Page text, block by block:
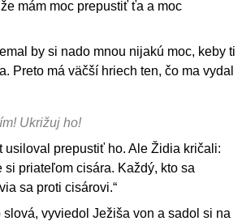
mám moc prepustiť ťa a moc
by si nado mnou nijakú moc, keby ti
Preto má väčší hriech ten, čo ma vydal
Ukrižuj ho!
usiloval prepustiť ho. Ale Židia kričali:
si priateľom cisára. Každý, kto sa
sa proti cisárovi.“
vyviedol Ježiša von a sadol si na